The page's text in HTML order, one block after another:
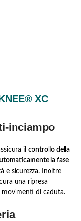
XC
inciampo
il controllo della
la fase
e sicurezza. Inoltre
una ripresa
di caduta.